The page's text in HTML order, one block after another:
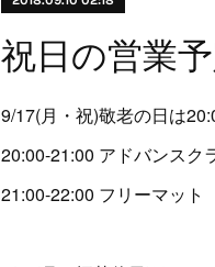
祝日の営業
9/17(月・祝)敬老の日は
20:00-21:00 アドバンスク
21:00-22:00 フリーマット